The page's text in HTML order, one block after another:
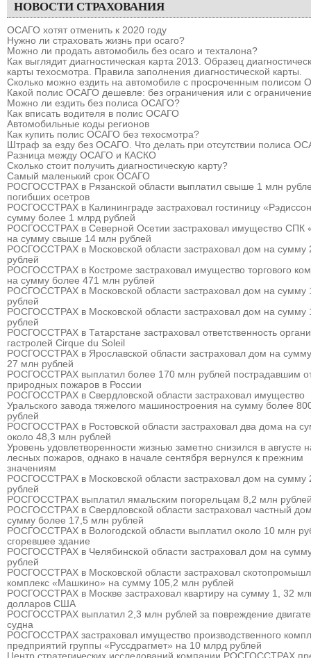
НОВОСТИ СТРАХОВАНИЯ
ОСАГО хотят отменить к 2020 году
Нужно ли страховать жизнь при осаго?
Можно ли продать автомобиль без осаго и техталона?
Как выглядит диагностическая карта 2013. Образец
карты техосмотра. Правила заполнения диагностической карты.
Сколько можно ездить на автомобиле с просроченным полисом
Какой полис ОСАГО дешевле: без ограничения или с
Можно ли ездить без полиса ОСАГО?
Как вписать водителя в полис ОСАГО
Автомобильные коды регионов
Как купить полис ОСАГО без техосмотра?
Штраф за езду без ОСАГО. Что делать при отсутствии полиса
Разница между ОСАГО и КАСКО
Сколько стоит получить диагностическую карту?
Самый маленький срок ОСАГО
РОСГОССТРАХ в Рязанской области выплатил свыше 1 млн
погибших осетров
РОСГОССТРАХ в Калининграде застраховал гостиницу
сумму более 1 млрд рублей
РОСГОССТРАХ в Северной Осетии застраховал имущество СПК
на сумму свыше 14 млн рублей
РОСГОССТРАХ в Московской области застраховал дом на сумму
рублей
РОСГОССТРАХ в Костроме застраховал имущество торгового
на сумму более 471 млн рублей
РОСГОССТРАХ в Московской области застраховал дом на сумму
рублей
РОСГОССТРАХ в Московской области застраховал дом на сумму
рублей
РОСГОССТРАХ в Татарстане застраховал ответственность
гастролей Cirque du Soleil
РОСГОССТРАХ в Ярославской области застраховал дом на
27 млн рублей
РОСГОССТРАХ выплатил более 170 млн рублей пострадавшим
природных пожаров в России
РОСГОССТРАХ в Свердловской области застраховал имущество
Уральского завода тяжелого машиностроения на сумму более
рублей
РОСГОССТРАХ в Ростовской области застраховал два дома на
около 48,3 млн рублей
Уровень удовлетворенности жизнью заметно снизился в августе
лесных пожаров, однако в начале сентября вернулся к прежним
значениям
РОСГОССТРАХ в Московской области застраховал дом на сумму
рублей
РОСГОССТРАХ выплатил ямальским погорельцам 8,2 млн
РОСГОССТРАХ в Свердловской области застраховал частный
сумму более 17,5 млн рублей
РОСГОССТРАХ в Вологодской области выплатил около 10 млн
сгоревшее здание
РОСГОССТРАХ в Челябинской области застраховал дом на
рублей
РОСГОССТРАХ в Московской области застраховал
комплекс «Машкино» на сумму 105,2 млн рублей
РОСГОССТРАХ в Москве застраховал квартиру на сумму 1, 32
долларов США
РОСГОССТРАХ выплатил 2,3 млн рублей за повреждение
судна
РОСГОССТРАХ застраховал имущество производственного
предприятий группы «Руссдрагмет» на 10 млрд рублей
Центр стратегических исследований компании РОСГОССТРАХ